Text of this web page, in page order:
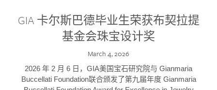
GIA 卡尔斯巴德毕业生荣获布契拉提
基金会珠宝设计奖
March 4, 2026
2026 年 2 月 6 日，GIA美国宝石研究院与 Gianmaria
Buccellati Foundation联合颁发了第九届年度 Gianmaria